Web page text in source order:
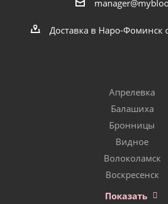
Доставка в Наро-Фоминск
Апрелевка
Балашиха
Бронницы
Видное
Волоколамск
Воскресенск
Показать